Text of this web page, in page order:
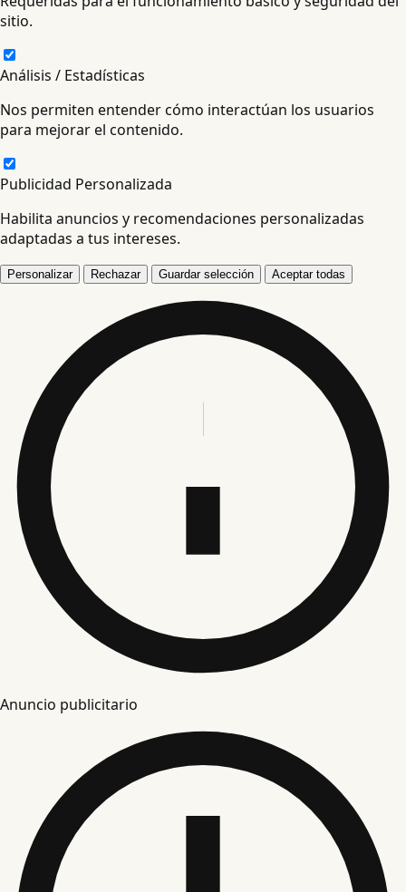
sitio.
Análisis / Estadísticas
Nos permiten entender cómo interactúan los usuarios
para mejorar el contenido.
Publicidad Personalizada
Habilita anuncios y recomendaciones personalizadas
adaptadas a tus intereses.
Personalizar Rechazar Guardar selección Aceptar todas
Anuncio publicitario